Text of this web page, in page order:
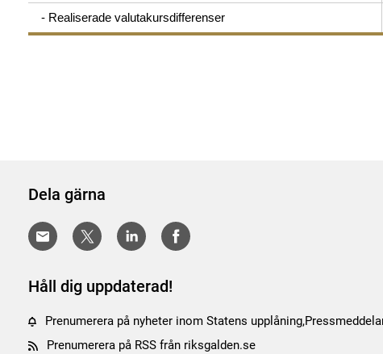
- Realiserade valutakursdifferenser
Dela gärna
Håll dig uppdaterad!
Prenumerera på nyheter inom Statens
Prenumerera på RSS från riksgalden.se